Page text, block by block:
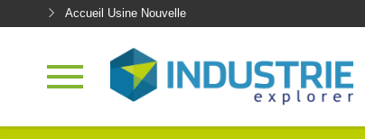
Accueil Usine Nouvelle